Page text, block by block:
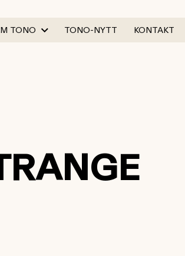
TONO TONO-NYTT KONTAKT